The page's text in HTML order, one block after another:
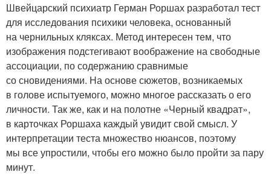
Швейцарский психиатр Герман Роршах разработал тест
для исследования психики человека, основанный
на чернильных кляксах. Метод интересен тем, что
изображения подстегивают воображение на свободные
ассоциации, по содержанию сравнимые
со сновидениями. На основе сюжетов, возникаемых
в голове испытуемого, можно многое рассказать о его
личности. Так же, как и на полотне «Черный квадрат»,
в карточках Роршаха каждый увидит свой смысл. У
интерпретации теста множество нюансов, поэтому
мы все упростили, чтобы его можно было пройти за пару
минут.